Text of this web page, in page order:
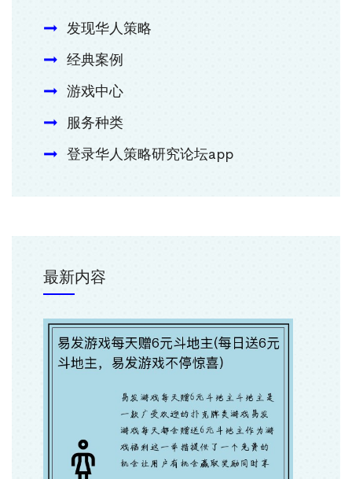
发现华人策略
经典案例
游戏中心
服务种类
登录华人策略研究论坛app
最新内容